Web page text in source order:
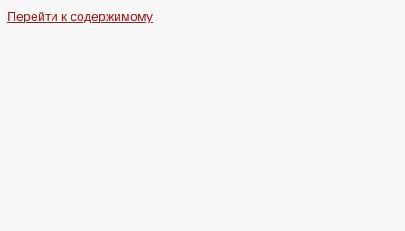
Перейти к содержимому